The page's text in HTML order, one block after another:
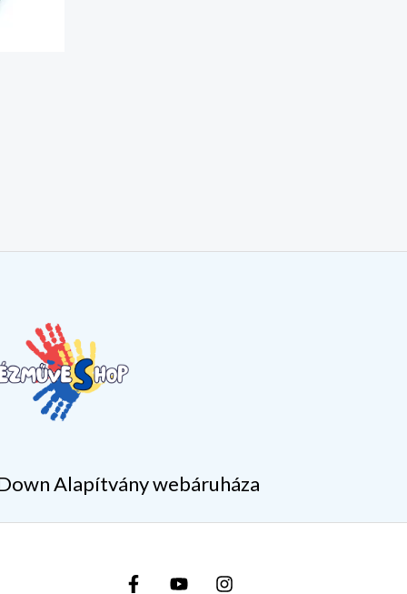
Alapítvány webáruháza